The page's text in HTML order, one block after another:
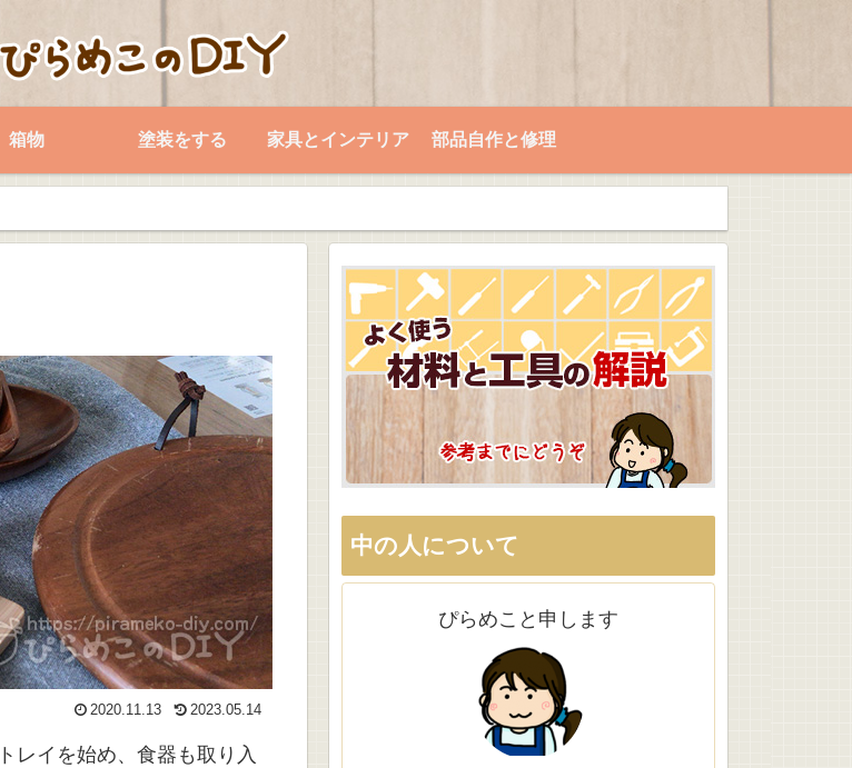
箱物 塗装をする 家具とインテリア 部品自作と修理
2020.11.13 2023.05.14
レイを始め、食器も取り入
中の人について
ぴらめこと申します